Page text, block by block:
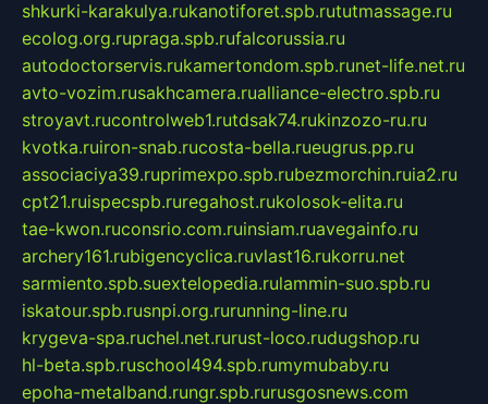
shkurki-karakulya.rukanotiforet.spb.rututmassage.ru
ecolog.org.rupraga.spb.rufalcorussia.ru
autodoctorservis.rukamertondom.spb.runet-life.net.ru
avto-vozim.rusakhcamera.rualliance-electro.spb.ru
stroyavt.rucontrolweb1.rutdsak74.rukinzozo-ru.ru
kvotka.ruiron-snab.rucosta-bella.rueugrus.pp.ru
associaciya39.ruprimexpo.spb.rubezmorchin.ruia2.ru
cpt21.ruispecspb.ruregahost.rukolosok-elita.ru
tae-kwon.ruconsrio.com.ruinsiam.ruavegainfo.ru
archery161.rubigencyclica.ruvlast16.rukorru.net
sarmiento.spb.suextelopedia.rulammin-suo.spb.ru
iskatour.spb.rusnpi.org.rurunning-line.ru
krygeva-spa.ruchel.net.rurust-loco.rudugshop.ru
hl-beta.spb.ruschool494.spb.rumymubaby.ru
epoha-metalband.rungr.spb.rurusgosnews.com